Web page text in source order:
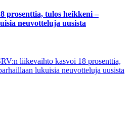
prosenttia, tulos heikkeni –
neuvotteluja uusista
liikevaihto kasvoi 18 prosenttia,
lukuisia neuvotteluja uusista